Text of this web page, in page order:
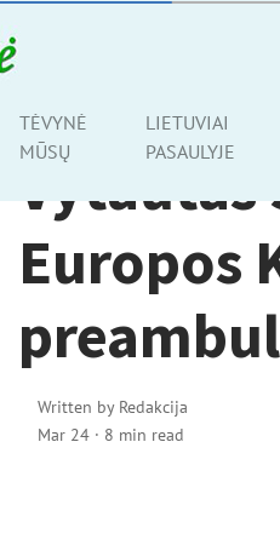
TĖVYNĖ
MŪSŲ
LIETUVIAI
PASAULYJE
AKTUALIJOS
Vytautas
Europos
Written by Redakcija
Mar 24 · 8 min read